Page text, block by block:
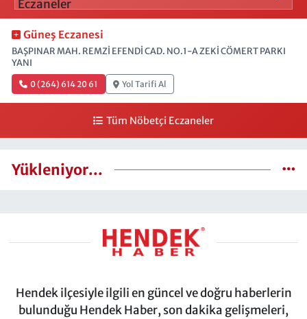
Güneş Eczanesi
BAŞPINAR MAH. REMZİ EFENDİ CAD. NO.1-A ZEKİ CÖMERT PARKI
YANI
0 (264) 614 20 61 Yol Tarifi Al
Tüm Nöbetçi Eczaneler
Yükleniyor...
Hendek ilçesiyle ilgili en güncel ve doğru haberlerin
bulunduğu Hendek Haber, son dakika gelişmeleri,